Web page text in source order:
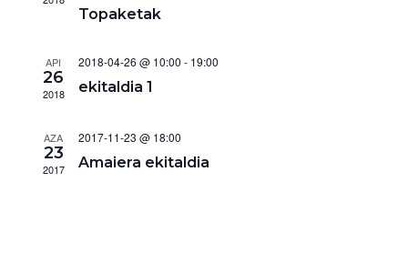
Topaketak
API
26
2018
2018-04-26 @ 10:00 - 19:00
ekitaldia 1
AZA
23
2017
2017-11-23 @ 18:00
Amaiera ekitaldia